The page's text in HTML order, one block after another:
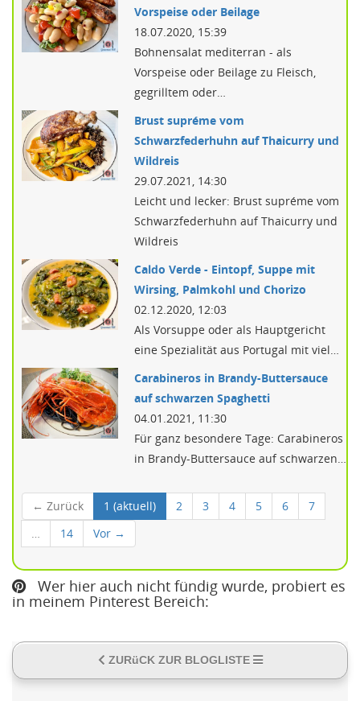
Vorspeise oder Beilage
18.07.2020, 15:39
Bohnensalat mediterran - als
Vorspeise oder Beilage zu Fleisch,
gegrilltem oder…
Brust supréme vom
Schwarzfederhuhn auf Thaicurry und
Wildreis
29.07.2021, 14:30
Leicht und lecker: Brust supréme vom
Schwarzfederhuhn auf Thaicurry und
Wildreis
Caldo Verde - Eintopf, Suppe mit
Wirsing, Palmkohl und Chorizo
02.12.2020, 12:03
Als Vorsuppe oder als Hauptgericht
eine Spezialität aus Portugal mit viel…
Carabineros in Brandy-Buttersauce
auf schwarzen Spaghetti
04.01.2021, 11:30
Für ganz besondere Tage: Carabineros
in Brandy-Buttersauce auf schwarzen…
← Zurück 1 (aktuell) 2 3 4 5 6
7
…
14 Vor →
Wer hier auch nicht fündig wurde, probiert es
in meinem Pinterest Bereich:
ZURüCK ZUR BLOGLISTE